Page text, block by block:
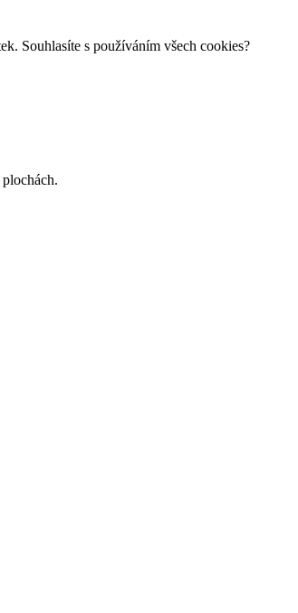
Souhlasíte s používáním všech cookies?